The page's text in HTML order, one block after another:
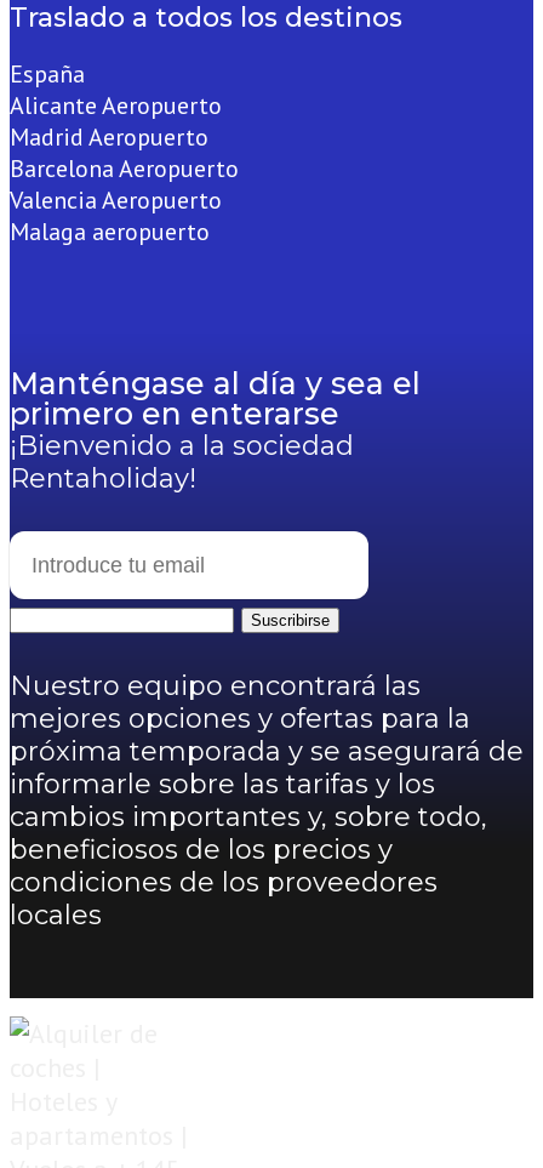
Traslado a todos los destinos
España
Alicante Aeropuerto
Madrid Aeropuerto
Barcelona Aeropuerto
Valencia Aeropuerto
Malaga aeropuerto
Manténgase al día y sea el
primero en enterarse
¡Bienvenido a la sociedad
Rentaholiday!
Suscribirse
Nuestro equipo encontrará las
mejores opciones y ofertas para la
próxima temporada y se asegurará de
informarle sobre las tarifas y los
cambios importantes y, sobre todo,
beneficiosos de los precios y
condiciones de los proveedores
locales